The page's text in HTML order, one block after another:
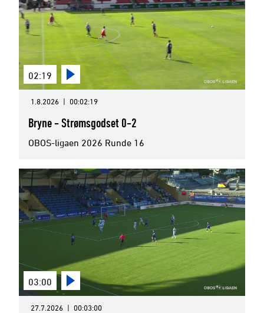
02:19
1.8.2026 | 00:02:19
Bryne - Strømsgodset 0-2
OBOS-ligaen 2026 Runde 16
03:00
27.7.2026 | 00:03:00